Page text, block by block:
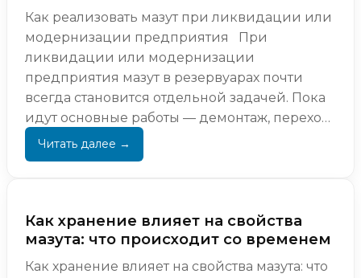
Как реализовать мазут при ликвидации или
модернизации предприятия При
ликвидации или модернизации
предприятия мазут в резервуарах почти
всегда становится отдельной задачей. Пока
идут основные работы — демонтаж, переход
на новое топливо или пере...
Как хранение влияет на свойства
мазута: что происходит со временем
Как хранение влияет на свойства мазута: что